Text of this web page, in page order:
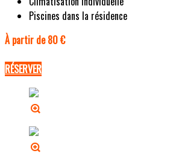
Piscines dans la résidence
À partir de 80 €
RÉSERVER